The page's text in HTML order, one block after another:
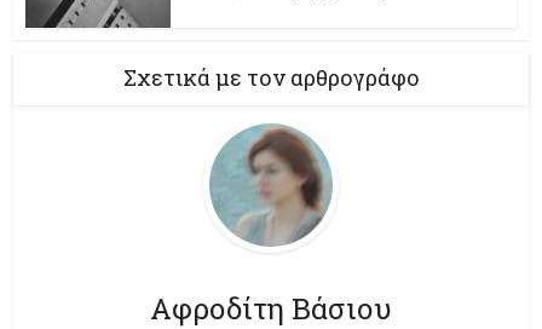
Σχετικά με τον αρθρογράφο
Αφροδίτη Βάσιου